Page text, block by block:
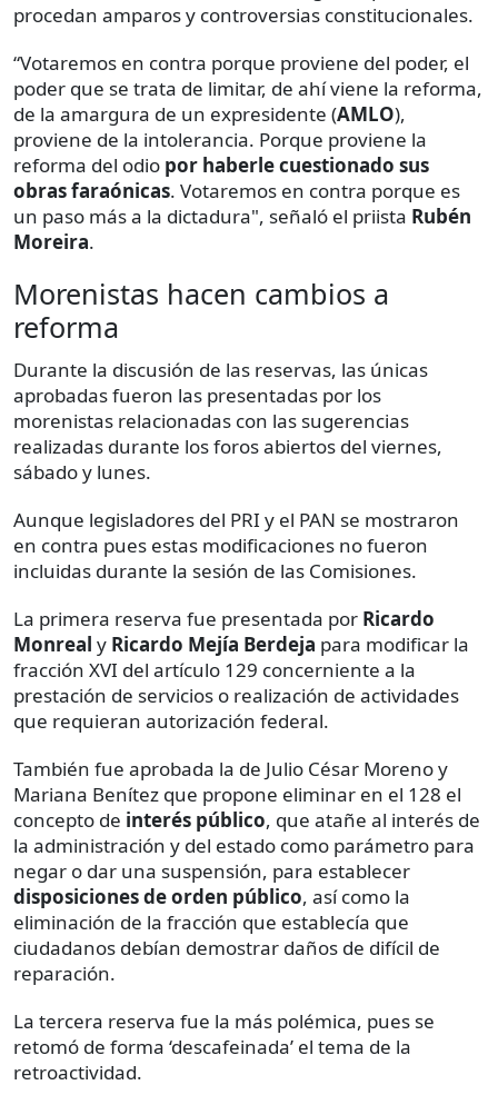
procedan amparos y controversias constitucionales.
“Votaremos en contra porque proviene del poder, el
poder que se trata de limitar, de ahí viene la reforma,
de la amargura de un expresidente (AMLO),
proviene de la intolerancia. Porque proviene la
reforma del odio por haberle cuestionado sus
obras faraónicas. Votaremos en contra porque es
un paso más a la dictadura", señaló el priista Rubén
Moreira.
Morenistas hacen cambios a
reforma
Durante la discusión de las reservas, las únicas
aprobadas fueron las presentadas por los
morenistas relacionadas con las sugerencias
realizadas durante los foros abiertos del viernes,
sábado y lunes.
Aunque legisladores del PRI y el PAN se mostraron
en contra pues estas modificaciones no fueron
incluidas durante la sesión de las Comisiones.
La primera reserva fue presentada por Ricardo
Monreal y Ricardo Mejía Berdeja para modificar la
fracción XVI del artículo 129 concerniente a la
prestación de servicios o realización de actividades
que requieran autorización federal.
También fue aprobada la de Julio César Moreno y
Mariana Benítez que propone eliminar en el 128 el
concepto de interés público, que atañe al interés de
la administración y del estado como parámetro para
negar o dar una suspensión, para establecer
disposiciones de orden público, así como la
eliminación de la fracción que establecía que
ciudadanos debían demostrar daños de difícil de
reparación.
La tercera reserva fue la más polémica, pues se
retomó de forma ‘descafeinada’ el tema de la
retroactividad.